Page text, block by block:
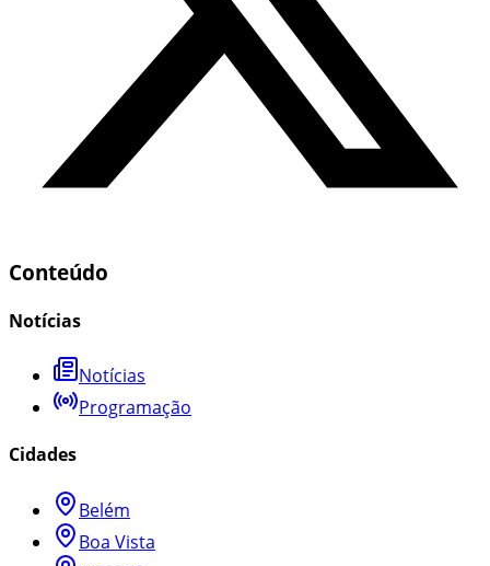
Conteúdo
Notícias
Notícias
Programação
Cidades
Belém
Boa Vista